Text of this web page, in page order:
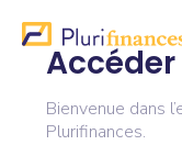
Bienvenue dans
Plurifinances.